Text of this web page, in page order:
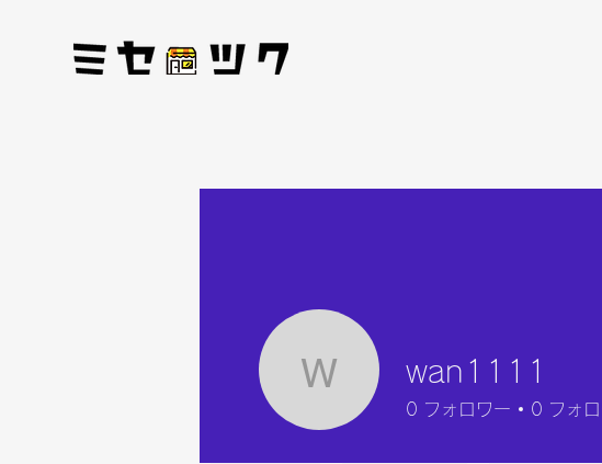
wan1111wan1111
0 フォロワー 0 フォ